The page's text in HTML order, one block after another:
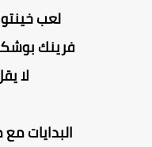
لعب
فرينك
لا يقل
البدايات